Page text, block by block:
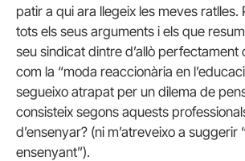
patir a qui ara llegeix les meves
tots els seus arguments i els que
seu sindicat dintre d’allò perfectament
com la “moda reaccionària en
segueixo atrapat per un dilema de
consisteix segons aquests
d’ensenyar? (ni m’atreveixo a suggerir
ensenyant”).